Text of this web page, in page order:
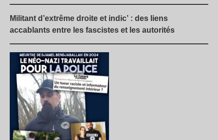
Militant d’extrême droite et indic’ : des liens
accablants entre les fascistes et les autorités